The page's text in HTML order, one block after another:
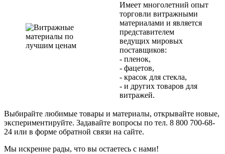
Имеет многолетний опыт
торговли витражными
материалами и является
представителем
ведущих мировых
поставщиков:
- пленок,
- фацетов,
- красок для стекла,
- и других товаров для
витражей.
Выбирайте любимые товары и материалы, открывайте новые,
экспериментируйте. Задавайте вопросы по тел. 8 800 700-68-
24 или в форме обратной связи на сайте.
Мы искренне рады, что вы остаетесь с нами!